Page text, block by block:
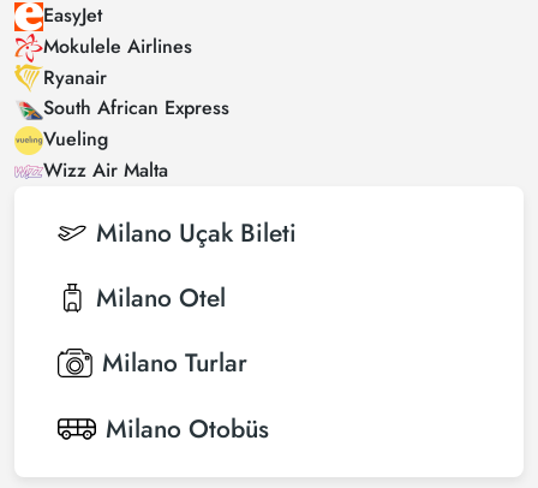
EasyJet
Mokulele Airlines
Ryanair
South African Express
Vueling
Wizz Air Malta
Milano Uçak Bileti
Milano Otel
Milano Turlar
Milano Otobüs